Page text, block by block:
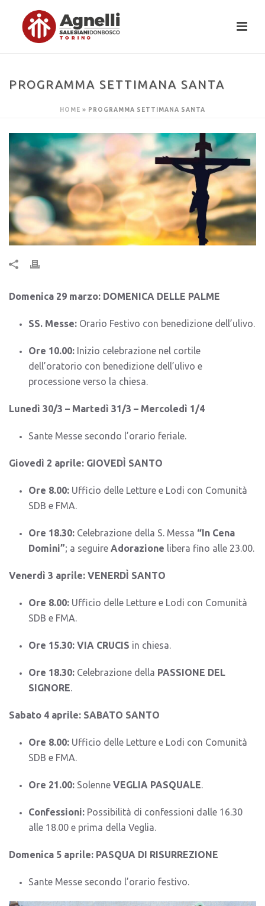
PROGRAMMA SETTIMANA SANTA
HOME » PROGRAMMA SETTIMANA SANTA
Domenica 29 marzo: DOMENICA DELLE PALME
SS. Messe:Orario Festivo con benedizione dell’ulivo.
Ore 10.00:Inizio celebrazione nel cortile
dell’oratorio con benedizione dell’ulivo e
processione verso la chiesa.
Lunedì 30/3 – Martedì 31/3 – Mercoledì 1/4
Sante Messe secondo l’orario feriale.
Giovedì 2 aprile: GIOVEDÌ SANTO
Ore 8.00:Ufficio delle Letture e Lodi con Comunità
SDB e FMA.
Ore 18.30:Celebrazione della S. Messa “In Cena
Domini”; a seguire Adorazione libera fino alle 23.00.
Venerdì 3 aprile: VENERDÌ SANTO
Ore 8.00:Ufficio delle Letture e Lodi con Comunità
SDB e FMA.
Ore 15.30: VIA CRUCIS in chiesa.
Ore 18.30:Celebrazione della PASSIONE DEL
SIGNORE.
Sabato 4 aprile: SABATO SANTO
Ore 8.00:Ufficio delle Letture e Lodi con Comunità
SDB e FMA.
Ore 21.00:Solenne VEGLIA PASQUALE.
Confessioni:Possibilità di confessioni dalle 16.30
alle 18.00 e prima della Veglia.
Domenica 5 aprile: PASQUA DI RISURREZIONE
Sante Messe secondo l’orario festivo.